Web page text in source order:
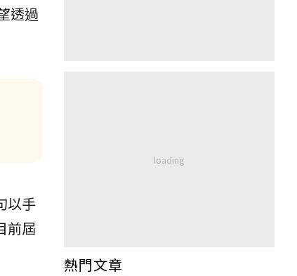
透過
以手
前屆
熱門文章